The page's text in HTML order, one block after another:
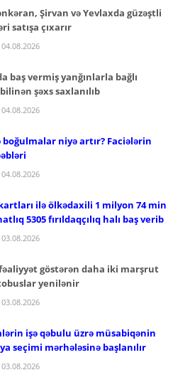
Şirvan və Yevlaxda güzəştli
satışa çıxarır
baş vermiş yanğınlarla bağlı
şəxs saxlanılıb
boğulmalar niyə artır? Faciələrin
ilə ölkədaxili 1 milyon 74 min
5305 fırıldaqçılıq halı baş verib
fəaliyyət göstərən daha iki marşrut
yenilənir
işə qəbulu üzrə müsabiqənin
seçimi mərhələsinə başlanılır